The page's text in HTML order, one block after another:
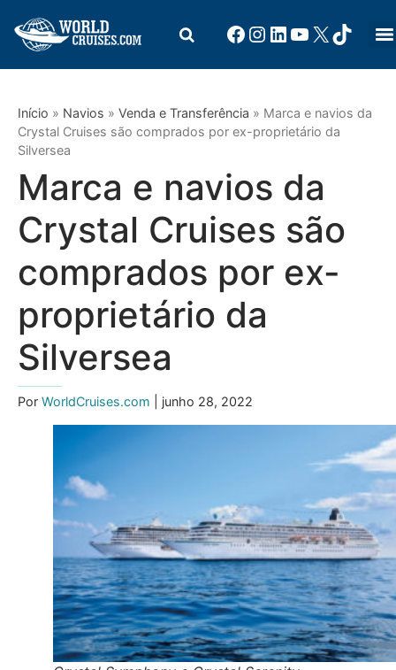
Início » Navios » Venda e Transferência » Marca e navios da
Crystal Cruises são comprados por ex-proprietário da
Silversea
Marca e navios da
Crystal Cruises são
comprados por ex-
proprietário da
Silversea
Por WorldCruises.com | junho 28, 2022